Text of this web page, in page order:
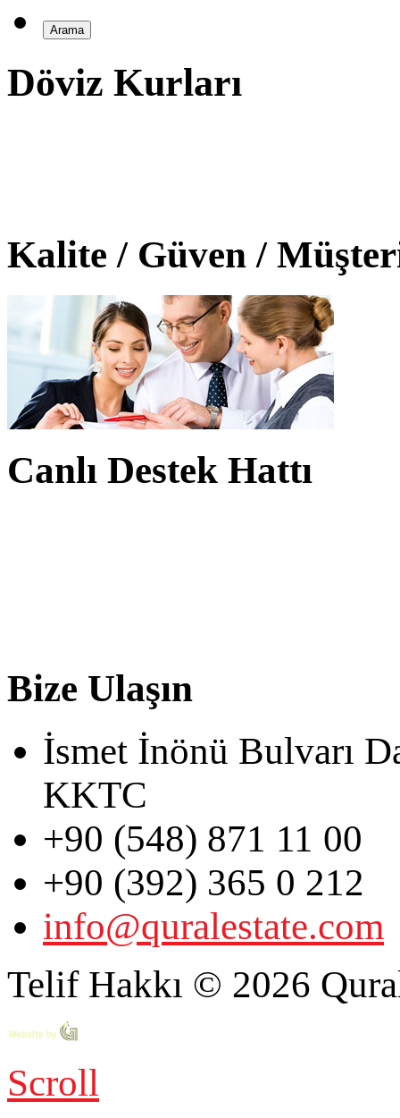
Döviz Kurları
Kalite / Güven /
Canlı Destek Hattı
Bize Ulaşın
İsmet İnönü Bulvarı
KKTC
+90 (548) 871 11 00
+90 (392) 365 0 212
info@quralestate.com
Telif Hakkı © 2026
Scroll